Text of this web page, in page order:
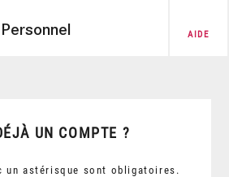
AIDE
UN COMPTE ?
un astérisque sont obligatoires.